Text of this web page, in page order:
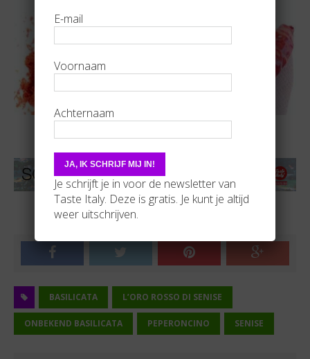
Sluit je vandaag nog GRATIS aan als Italofan!
BASILICATA L’ORO ROSSO DI SENISE
ONBEKEND BASILICATA PEPERONCINO SENISE
E-mail
Voornaam
Achternaam
Je schrijft je in voor de newsletter van
Taste Italy. Deze is gratis. Je kunt je altijd
weer uitschrijven.